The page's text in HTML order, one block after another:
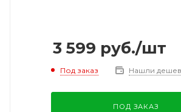
3 599 руб./шт
Под заказ Нашли
ПОД ЗАКАЗ